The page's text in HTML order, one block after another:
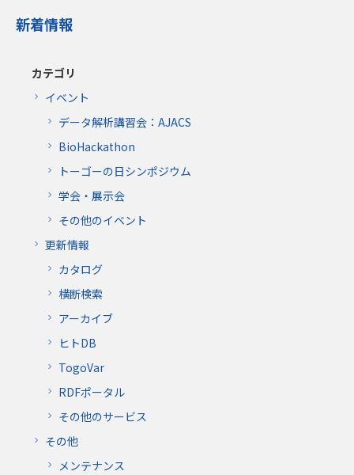
新着情報
カテゴリ
イベント
データ解析講習会：AJACS
BioHackathon
トーゴーの日シンポジウム
学会・展示会
その他のイベント
更新情報
カタログ
横断検索
アーカイブ
ヒトDB
TogoVar
RDFポータル
その他のサービス
その他
メンテナンス